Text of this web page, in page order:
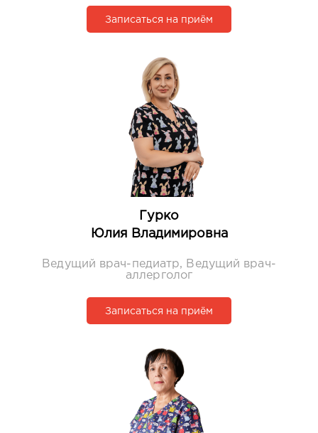
Записаться на приём
Гурко
Юлия Владимировна
Ведущий врач-педиатр, Ведущий врач-
аллерголог
Записаться на приём